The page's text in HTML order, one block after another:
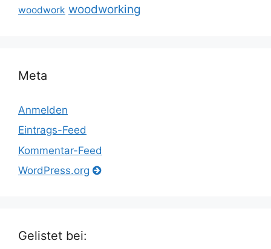
woodwork woodworking
Meta
Anmelden
Eintrags-Feed
Kommentar-Feed
WordPress.org
Gelistet bei: